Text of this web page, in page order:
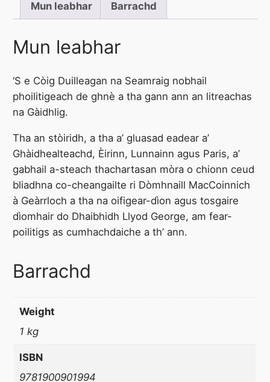
e
a
g
n
n
a
S
e
a
m
a
i
g
a
Mun leabhar
Barrachd
Mun leabhar
‘S e Còig Duilleagan na Seamraig nobhail
phoilitigeach de ghnè a tha gann ann an litreachas
na Gàidhlig.
Tha an stòiridh, a tha a’ gluasad eadear a’
Ghàidhealteachd, Èirinn, Lunnainn agus Paris, a’
gabhail a-steach thachartasan mòra o chionn ceud
bliadhna co-cheangailte ri Dòmhnaill MacCoinnich
à Geàrrloch a tha na oifigear-dìon agus tosgaire
dìomhair do Dhaibhidh Llyod George, am fear-
poilitigs as cumhachdaiche a th’ ann.
Barrachd
Weight
1 kg
ISBN
9781900901994